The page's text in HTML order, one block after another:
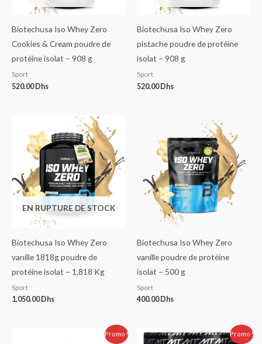
Biotechusa Iso Whey Zero
Cookies & Cream poudre de
protéine isolat – 908 g
Sport
520.00Dhs
Biotechusa Iso Whey Zero
pistache poudre de protéine
isolat – 908 g
Sport
520.00Dhs
EN RUPTURE DE STOCK
Biotechusa Iso Whey Zero
vanille 1818g poudre de
protéine isolat – 1,818 Kg
Sport
1,050.00 Dhs
Biotechusa Iso Whey Zero
vanille poudre de protéine
isolat – 500 g
Sport
400.00 Dhs
Promo ! Promo !
Le
prix
Le
prix